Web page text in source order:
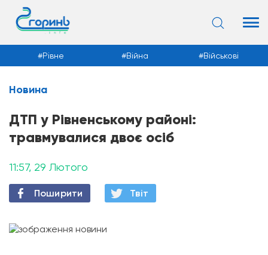
Новини
Рівне Війна Військові
Новина
ДТП у Рівненському районі:
травмувалися двоє осіб
11:57, 29 Лютого
Поширити Твiт